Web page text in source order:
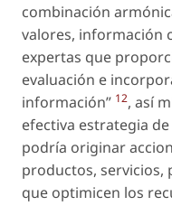
combinación
valores, información
expertas que
evaluación e
información” 12, así
efectiva estrategia
podría originar
productos, servicios,
que optimicen los